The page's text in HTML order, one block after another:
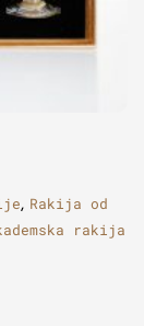
, Rakija od
rakija